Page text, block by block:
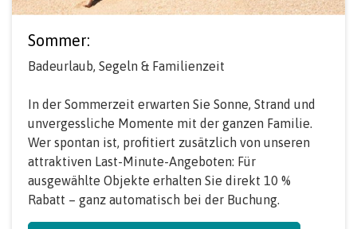
Sommer:
Badeurlaub, Segeln & Familienzeit
In der Sommerzeit erwarten Sie Sonne, Strand und
unvergessliche Momente mit der ganzen Familie.
Wer spontan ist, profitiert zusätzlich von unseren
attraktiven Last-Minute-Angeboten: Für
ausgewählte Objekte erhalten Sie direkt 10 %
Rabatt – ganz automatisch bei der Buchung.